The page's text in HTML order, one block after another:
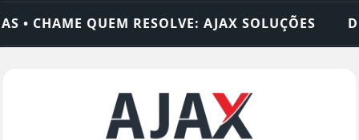
QUEM RESOLVE: AJAX SOLUÇÕES